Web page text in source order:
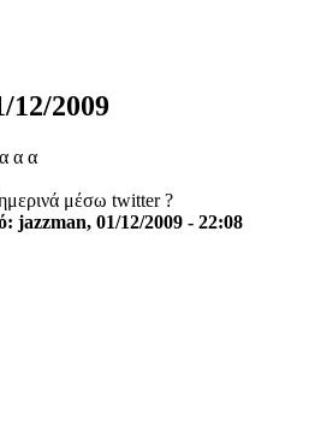
12/2009
α α
μέσω twitter ?
jazzman, 01/12/2009 - 22:08